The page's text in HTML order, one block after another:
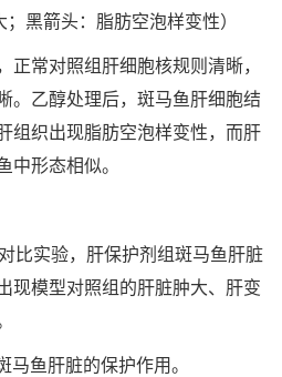
；黑箭头：脂肪空泡样变性）
正常对照组肝细胞核规则清晰，
。乙醇处理后，斑马鱼肝细胞结
组织出现脂肪空泡样变性，而肝
中形态相似。
比实验，肝保护剂组斑马鱼肝脏
现模型对照组的肝脏肿大、肝变
鱼肝脏的保护作用。